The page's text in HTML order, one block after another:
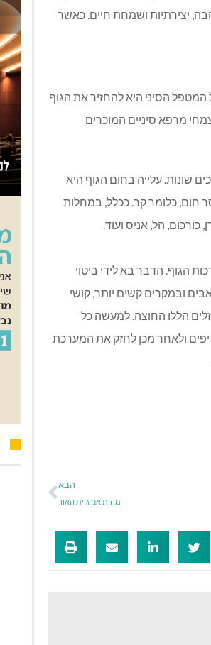
יצירתיות ושמחת חיים. כאשר
המטפל הסיני היא להחזיר את הגוף
מרפא סיניים המוכרים
שונות. עלייה בחום הגוף היא
חום, כלומר קר. ככלל, במחלות
הל, אניס ועוד.
הגוף. הדבר בא לידי ביטוי
ובמקרים קשים יותר, קושי
הללו החוצה. למעשה כל
ולאחר מכן לחזק את המערכת
הבא
מהות אנרגיית האור